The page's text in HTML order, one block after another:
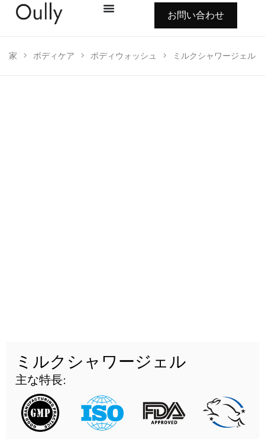
お問い合わせ
家 > ボディケア > ボディウォッシュ > ミルクシャワージェル
ミルクシャワージェル
主な特長: